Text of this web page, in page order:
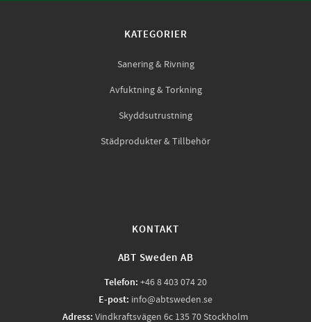
KATEGORIER
Sanering & Rivning
Avfuktning & Torkning
Skyddsutrustning
Städprodukter & Tillbehör
KONTAKT
ABT Sweden AB
Telefon: +46 8 403 074 20
E-post: info@abtsweden.se
Adress: Vindkraftsvägen 6c 135 70 Stockholm